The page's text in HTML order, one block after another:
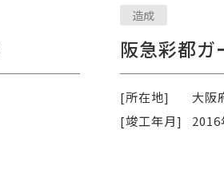
造成
阪急彩都ガ
[所在地]
大阪
[竣工年月]
2016